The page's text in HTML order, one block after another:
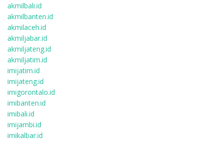
akmilbali.id
akmilbanten.id
akmilaceh.id
akmiljabar.id
akmiljateng.id
akmiljatim.id
imijatim.id
imijateng.id
imigorontalo.id
imibanten.id
imibali.id
imijambi.id
imikalbar.id